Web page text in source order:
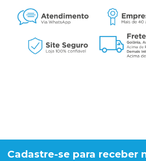
Cadastre-se para receber